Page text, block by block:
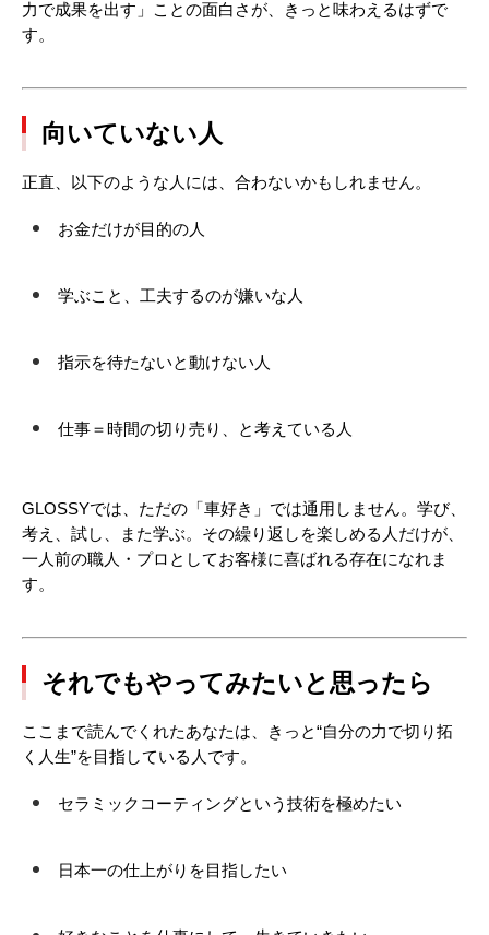
力で成果を出す」ことの面白さが、きっと味わえるはずで
す。
向いていない人
正直、以下のような人には、合わないかもしれません。
お金だけが目的の人
学ぶこと、工夫するのが嫌いな人
指示を待たないと動けない人
仕事＝時間の切り売り、と考えている人
GLOSSYでは、ただの「車好き」では通用しません。学び、
考え、試し、また学ぶ。その繰り返しを楽しめる人だけが、
一人前の職人・プロとしてお客様に喜ばれる存在になれま
す。
それでもやってみたいと思ったら
ここまで読んでくれたあなたは、きっと“自分の力で切り拓
く人生”を目指している人です。
セラミックコーティングという技術を極めたい
日本一の仕上がりを目指したい